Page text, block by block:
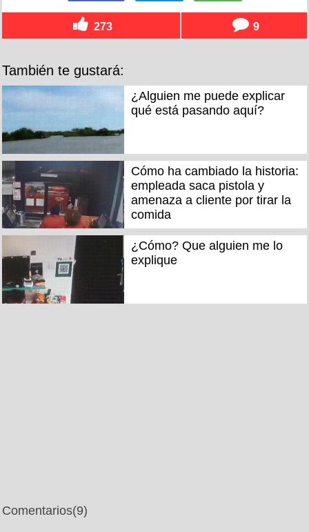
273 9
También te gustará:
¿Alguien me puede explicar
qué está pasando aquí?
Cómo ha cambiado la historia:
empleada saca pistola y
amenaza a cliente por tirar la
comida
¿Cómo? Que alguien me lo
explique
Comentarios(9)